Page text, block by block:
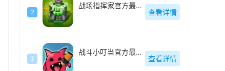
2
战场指挥家官方最新版
查看详情
3
战斗小叮当官方最新版
查看详情